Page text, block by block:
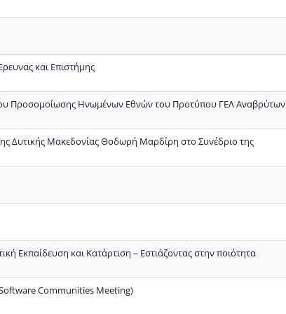
και Επιστήμης
Προσομοίωσης Ηνωμένων Εθνών του Προτύπου ΓΕΛ Αναβρύτων
Δυτικής Μακεδονίας Θοδωρή Μαρδίρη στο Συνέδριο της
Εκπαίδευση και Κατάρτιση – Εστιάζοντας στην ποιότητα
Communities Meeting)